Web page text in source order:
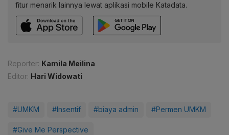
fitur menarik lainnya lewat aplikasi mobile Katadata.
Reporter: Kamila Meilina
Editor: Hari Widowati
#UMKM #Insentif #biaya admin #Permen UMKM
#Give Me Perspective